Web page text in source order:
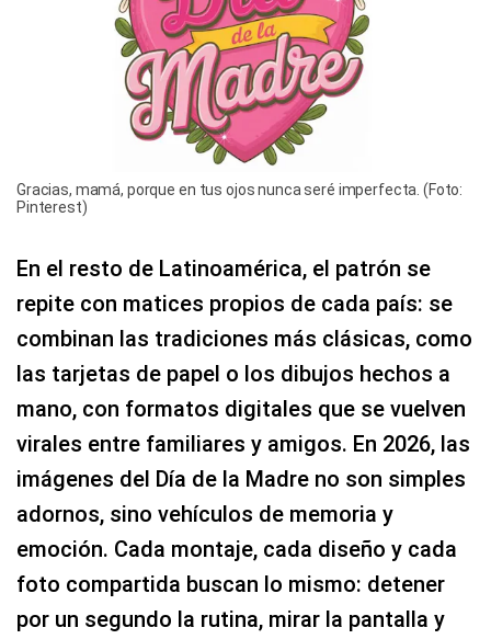
Gracias, mamá, porque en tus ojos nunca seré imperfecta. (Foto:
Pinterest)
En el resto de Latinoamérica, el patrón se
repite con matices propios de cada país: se
combinan las tradiciones más clásicas, como
las tarjetas de papel o los dibujos hechos a
mano, con formatos digitales que se vuelven
virales entre familiares y amigos. En 2026, las
imágenes del Día de la Madre no son simples
adornos, sino vehículos de memoria y
emoción. Cada montaje, cada diseño y cada
foto compartida buscan lo mismo: detener
por un segundo la rutina, mirar la pantalla y